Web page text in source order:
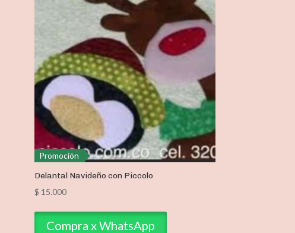
Promoción
Delantal Navideño con Piccolo
$ 15.000
Compra x WhatsApp